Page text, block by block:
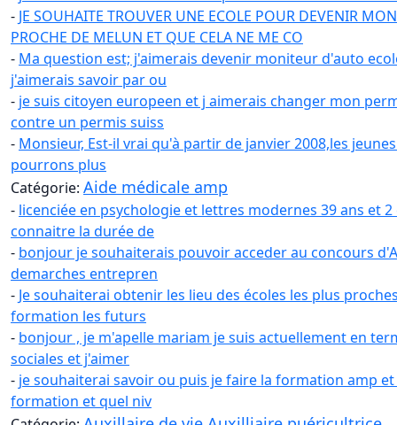
- JE SOUHAITE TROUVER UNE ECOLE POUR DEVENIR
PROCHE DE MELUN ET QUE CELA NE ME CO
- Ma question est; j'aimerais devenir moniteur d'auto
j'aimerais savoir par ou
- je suis citoyen europeen et j aimerais changer mon
contre un permis suiss
- Monsieur, Est-il vrai qu'à partir de janvier 2008,les
pourrons plus
Catégorie: Aide médicale amp
- licenciée en psychologie et lettres modernes 39 ans et
connaitre la durée de
- bonjour je souhaiterais pouvoir acceder au concours
demarches entrepren
- Je souhaiterai obtenir les lieu des écoles les plus
formation les futurs
- bonjour , je m'apelle mariam je suis actuellement en
sociales et j'aimer
- je souhaiterai savoir ou puis je faire la formation amp
formation et quel niv